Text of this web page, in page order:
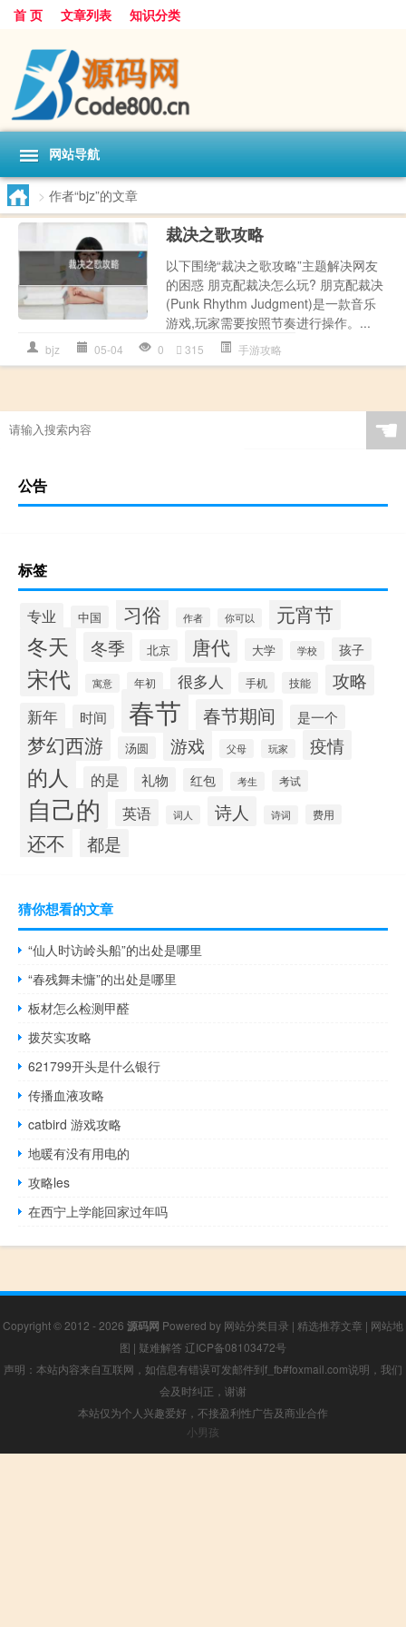
首 页 文章列表 知识分类
网站导航
> 作者“bjz”的文章
裁决之歌攻略
以下围绕“裁决之歌攻略”主题解决网友
的困惑 朋克配裁决怎么玩? 朋克配裁决
(Punk Rhythm Judgment)是一款音乐
游戏,玩家需要按照节奏进行操作。...
bjz 05-04 0 315 手游攻略
☚
公告
标签
专业 中国 习俗 作者 你可以 元宵节
冬天 冬季 北京 唐代 大学 学校 孩子
宋代 寓意 年初 很多人 手机 技能 攻略
新年 时间 春节 春节期间 是一个
梦幻西游 汤圆 游戏 父母 玩家 疫情
的人 的是 礼物 红包 考生 考试
自己的 英语 词人 诗人 诗词 费用
还不 都是
猜你想看的文章
“仙人时访岭头船”的出处是哪里
“春残舞未慵”的出处是哪里
板材怎么检测甲醛
拨芡实攻略
621799开头是什么银行
传播血液攻略
catbird 游戏攻略
地暖有没有用电的
攻略les
在西宁上学能回家过年吗
Copyright © 2012 - 2026 源码网 Powered by 网站分类目录 | 精选推荐文章 | 网站地
图 | 疑难解答 辽ICP备08103472号
声明：本站内容来自互联网，如信息有错误可发邮件到f_fb#foxmail.com说明，我们
会及时纠正，谢谢
本站仅为个人兴趣爱好，不接盈利性广告及商业合作
小男孩